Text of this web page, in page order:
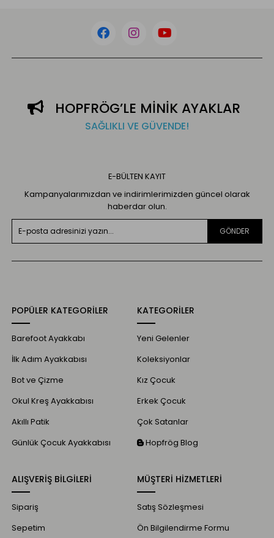
HOPFRÖG’LE MİNİK AYAKLAR
SAĞLIKLI VE GÜVENDE!
E-BÜLTEN KAYIT
Kampanyalarımızdan ve indirimlerimizden güncel olarak
haberdar olun.
GÖNDER
POPÜLER KATEGORİLER
Barefoot Ayakkabı
İlk Adım Ayakkabısı
Bot ve Çizme
Okul Kreş Ayakkabısı
Akıllı Patik
Günlük Çocuk Ayakkabısı
KATEGORİLER
Yeni Gelenler
Koleksiyonlar
Kız Çocuk
Erkek Çocuk
Çok Satanlar
Hopfrög Blog
ALIŞVERİŞ BİLGİLERİ
Sipariş
Sepetim
MÜŞTERİ HİZMETLERİ
Satış Sözleşmesi
Ön Bilgilendirme Formu